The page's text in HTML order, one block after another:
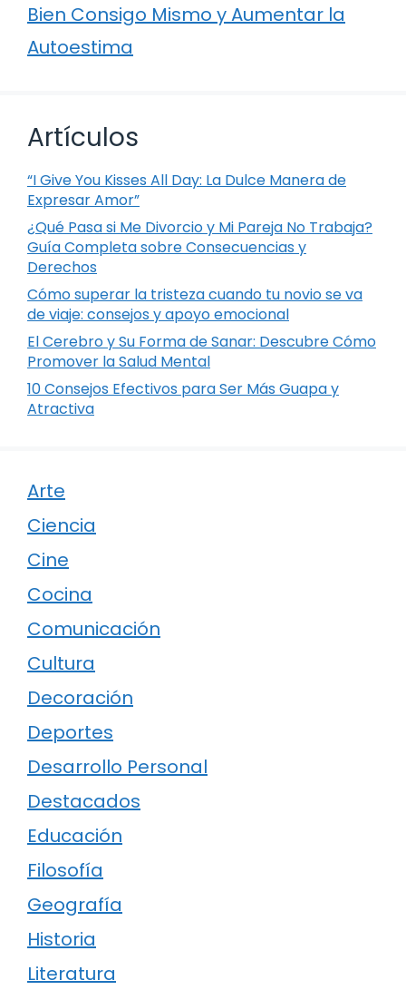
Bien Consigo Mismo y Aumentar la
Autoestima
Artículos
“I Give You Kisses All Day: La Dulce Manera de
Expresar Amor”
¿Qué Pasa si Me Divorcio y Mi Pareja No Trabaja?
Guía Completa sobre Consecuencias y
Derechos
Cómo superar la tristeza cuando tu novio se va
de viaje: consejos y apoyo emocional
El Cerebro y Su Forma de Sanar: Descubre Cómo
Promover la Salud Mental
10 Consejos Efectivos para Ser Más Guapa y
Atractiva
Arte
Ciencia
Cine
Cocina
Comunicación
Cultura
Decoración
Deportes
Desarrollo Personal
Destacados
Educación
Filosofía
Geografía
Historia
Literatura